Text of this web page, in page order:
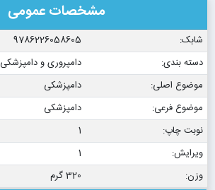
مشخصات عمومی
شابک:
9786226058605
دسته بندی:
دامپروری و دامپزشکی
موضوع اصلی:
دامپزشکی
موضوع فرعی:
دامپزشکی
نوبت چاپ:
1
ویرایش:
1
وزن:
320 گرم